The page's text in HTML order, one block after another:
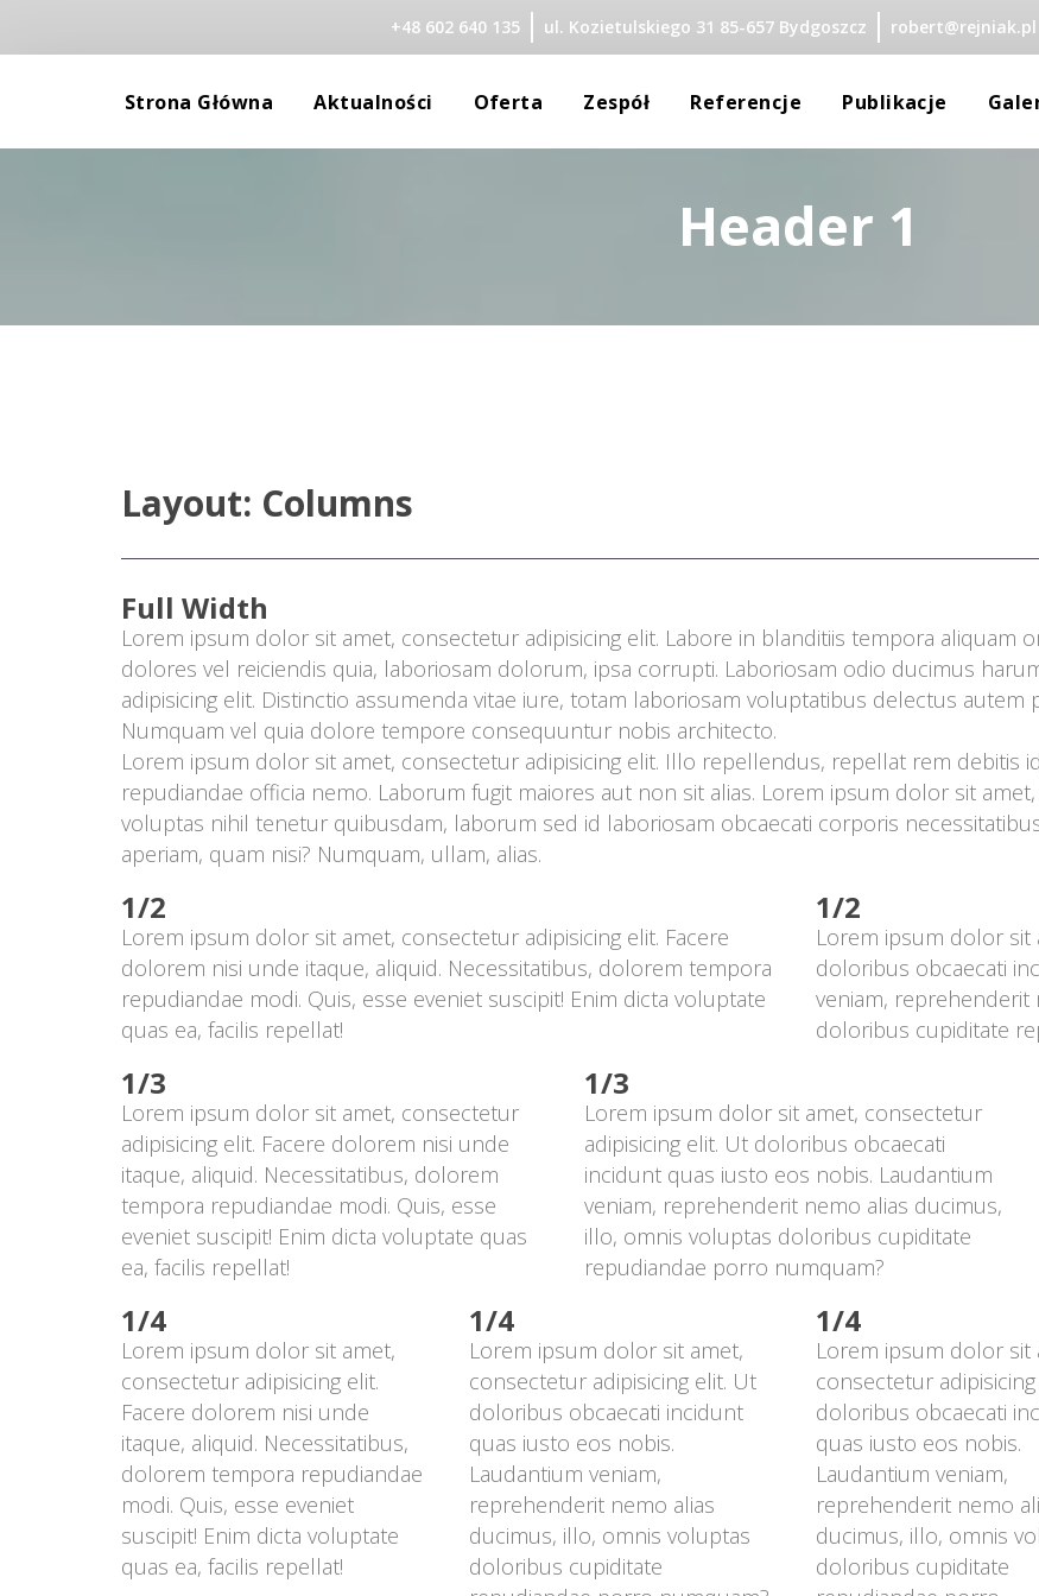
+48 602 640 135 ul. Kozietulskiego 31 85-657 Bydgoszcz robert@rejniak.pl
Strona Główna Aktualności Oferta
Standardy Ochrony Małoletnich
Zespół
Marzena Krajewska
Agnieszka Kobus-Tydryszewska
Referencje Publikacje
Header 1
Layout: Column
Full Width
Lorem ipsum dolor sit amet, consectetur adipisicing elit. Labore in blanditiis tempora aliquam
dolores vel reiciendis quia, laboriosam dolorum, ipsa corrupti. Laboriosam odio ducimus
adipisicing elit. Distinctio assumenda vitae iure, totam laboriosam voluptatibus delectus
Numquam vel quia dolore tempore consequuntur nobis architecto.
Lorem ipsum dolor sit amet, consectetur adipisicing elit. Illo repellendus, repellat rem debitis
repudiandae officia nemo. Laborum fugit maiores aut non sit alias. Lorem ipsum dolor sit
voluptas nihil tenetur quibusdam, laborum sed id laboriosam obcaecati corporis
aperiam, quam nisi? Numquam, ullam, alias.
1/2
Lorem ipsum dolor sit amet, consectetur adipisicing elit. Facere
dolorem nisi unde itaque, aliquid. Necessitatibus, dolorem tempora
repudiandae modi. Quis, esse eveniet suscipit! Enim dicta voluptate
quas ea, facilis repellat!
1/2
Lorem ipsum dolor sit
doloribus obcaecati
veniam, reprehenderit
doloribus cupiditate
1/3
Lorem ipsum dolor sit amet, consectetur
adipisicing elit. Facere dolorem nisi unde
itaque, aliquid. Necessitatibus, dolorem
tempora repudiandae modi. Quis, esse
eveniet suscipit! Enim dicta voluptate quas
ea, facilis repellat!
1/3
Lorem ipsum dolor sit amet, consectetur
adipisicing elit. Ut doloribus obcaecati
incidunt quas iusto eos nobis. Laudantium
veniam, reprehenderit nemo alias ducimus,
illo, omnis voluptas doloribus cupiditate
repudiandae porro numquam?
1/4
Lorem ipsum dolor sit amet,
consectetur adipisicing elit.
Facere dolorem nisi unde
itaque, aliquid. Necessitatibus,
dolorem tempora repudiandae
modi. Quis, esse eveniet
uscipit! Enim dicta voluptate
quas ea, facilis repellat!
1/4
Lorem ipsum dolor sit amet,
consectetur adipisicing elit. Ut
doloribus obcaecati incidunt
quas iusto eos nobis.
Laudantium veniam,
reprehenderit nemo alias
ducimus, illo, omnis voluptas
doloribus cupiditate
1/4
Lorem ipsum dolor sit
consectetur
doloribus obcaecati
quas iusto eos nobis.
Laudantium veniam,
reprehenderit nemo
ducimus, illo, omnis
doloribus cupiditate